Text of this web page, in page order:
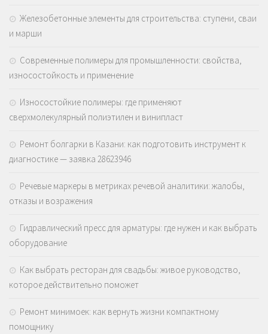
Железобетонные элементы для строительства: ступени, сваи
и марши
Современные полимеры для промышленности: свойства,
износостойкость и применение
Износостойкие полимеры: где применяют
сверхмолекулярный полиэтилен и винипласт
Ремонт болгарки в Казани: как подготовить инструмент к
диагностике — заявка 28623946
Речевые маркеры в метриках речевой аналитики: жалобы,
отказы и возражения
Гидравлический пресс для арматуры: где нужен и как выбрать
оборудование
Как выбрать ресторан для свадьбы: живое руководство,
которое действительно поможет
Ремонт минимоек: как вернуть жизни компактному
помощнику